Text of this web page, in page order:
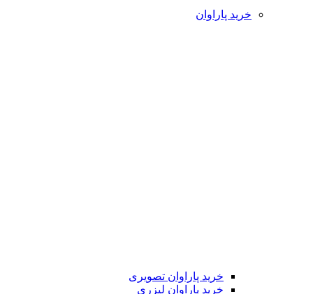
خرید پاراوان
خرید پاراوان تصویری
خرید پاراوان لیزری